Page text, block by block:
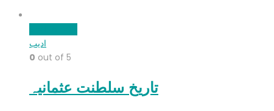
ادیب
0 out of 5
تاریخ سلطنت عثمانیہ